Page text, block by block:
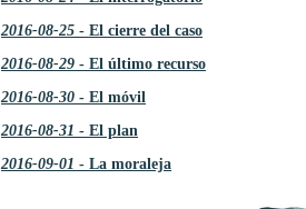
2016-08-25 - El cierre del caso
2016-08-29 - El último recurso
2016-08-30 - El móvil
2016-08-31 - El plan
2016-09-01 - La moraleja